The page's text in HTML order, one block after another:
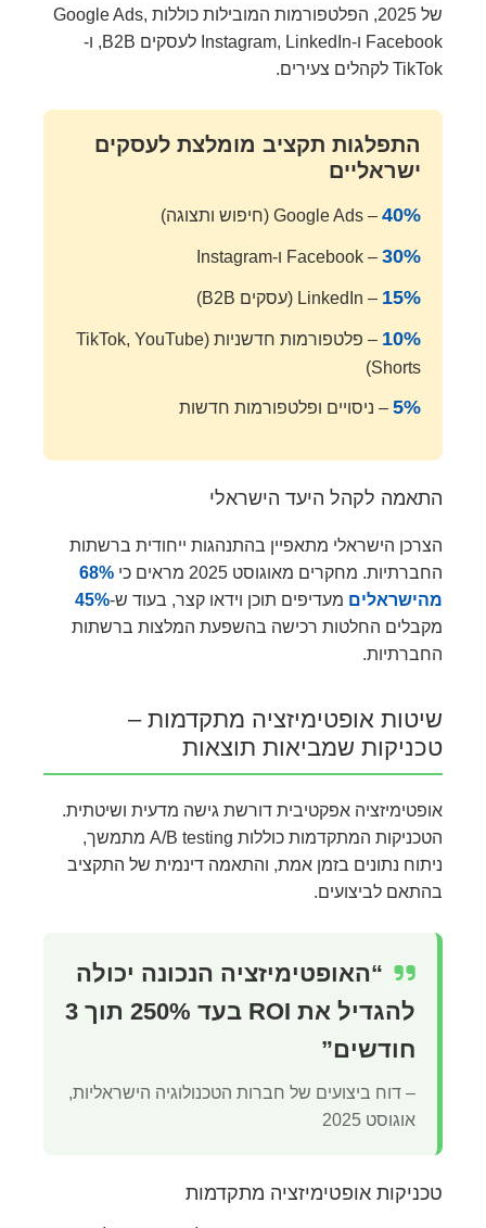
של 2025, הפלטפורמות המובילות כוללות Google Ads,
Facebook ו-Instagram, LinkedIn לעסקים B2B, ו-
TikTok לקהלים צעירים.
התפלגות תקציב מומלצת לעסקים
ישראליים
40% – Google Ads (חיפוש ותצוגה)
30% – Facebook ו-Instagram
15% – LinkedIn (עסקים B2B)
10%
– פלטפורמות חדשניות (TikTok, YouTube
Shorts)
5% – ניסויים ופלטפורמות חדשות
התאמה לקהל היעד הישראלי
הצרכן הישראלי מתאפיין בהתנהגות ייחודית ברשתות
החברתיות. מחקרים מאוגוסט 2025 מראים כי
68%
מהישראלים מעדיפים תוכן וידאו קצר, בעוד ש-45%
מקבלים החלטות רכישה בהשפעת המלצות ברשתות
החברתיות.
שיטות אופטימיזציה מתקדמות –
טכניקות שמביאות תוצאות
אופטימיזציה אפקטיבית דורשת גישה מדעית ושיטתית.
הטכניקות המתקדמות כוללות A/B testing מתמשך,
ניתוח נתונים בזמן אמת, והתאמה דינמית של התקציב
בהתאם לביצועים.
“האופטימיזציה הנכונה יכולה
להגדיל את ROI בעד 250% תוך 3
חודשים”
– דוח ביצועים של חברות הטכנולוגיה הישראליות,
אוגוסט 2025
טכניקות אופטימיזציה מתקדמות